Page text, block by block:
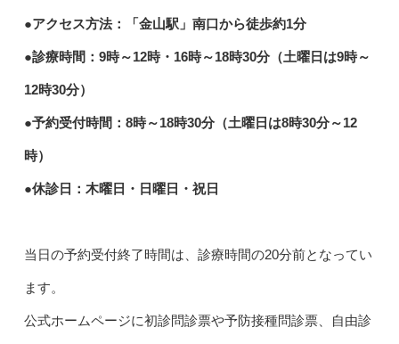
●アクセス方法：「金山駅」南口から徒歩約1分
●診療時間：9時～12時・16時～18時30分（土曜日は9時～
12時30分）
●予約受付時間：8時～18時30分（土曜日は8時30分～12
時）
●休診日：木曜日・日曜日・祝日
当日の予約受付終了時間は、診療時間の20分前となってい
ます。
公式ホームページに初診問診票や予防接種問診票、自由診